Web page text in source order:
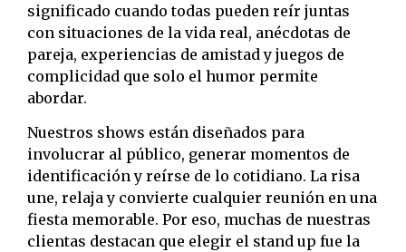
significado cuando todas pueden reír juntas
con situaciones de la vida real, anécdotas de
pareja, experiencias de amistad y juegos de
complicidad que solo el humor permite
abordar.
Nuestros shows están diseñados para
involucrar al público, generar momentos de
identificación y reírse de lo cotidiano. La risa
une, relaja y convierte cualquier reunión en una
fiesta memorable. Por eso, muchas de nuestras
clientas destacan que elegir el stand up fue la